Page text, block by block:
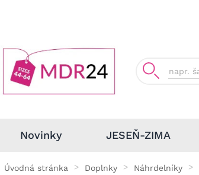
Novinky JESEŇ-ZIMA
Úvodná stránka Doplnky Náhrdelníky